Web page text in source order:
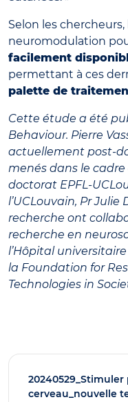
Selon les
neuromodulation
facilement
permettant à ces
palette de
Cette étude a été
Behaviour. Pierre
actuellement post-
menés dans le
doctorat EPFL-
l’UCLouvain, Pr Julie
recherche ont
recherche en
l’Hôpital
la Foundation for
Technologies in
cerveau_nouvelle